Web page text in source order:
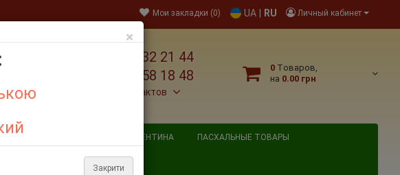
Личный кабинет
UA RU
Мои закладки (0)
+38 095 032 21 44
+38 067 758 18 48
Больше контактов
0 Tоваров,
на 0.00 грн
ДЕНЬ СВЯТОГО ВАЛЕНТИНА ПАСХАЛЬНЫЕ ТОВАРЫ
×
Закрити